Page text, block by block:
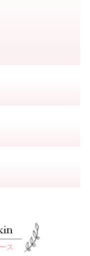
ス